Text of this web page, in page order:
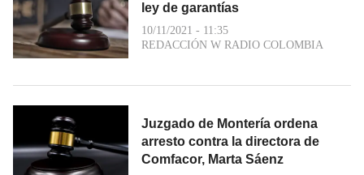
ley de garantías
10/11/2021 - 11:35
REDACCIÓN W RADIO COLOMBIA
Juzgado de Montería ordena
arresto contra la directora de
Comfacor, Marta Sáenz